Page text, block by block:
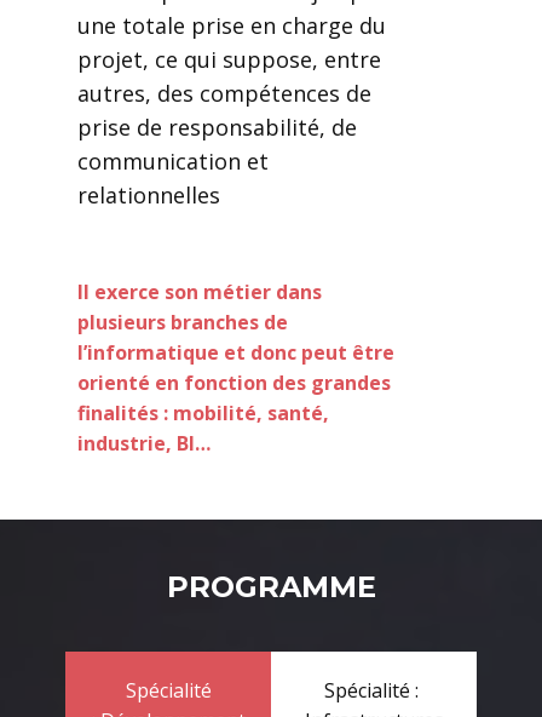
une totale prise en charge du
projet, ce qui suppose, entre
autres, des compétences de
prise de responsabilité, de
communication et
relationnelles
Il exerce son métier dans
plusieurs branches de
l’informatique et donc peut être
orienté en fonction des grandes
finalités : mobilité, santé,
industrie, BI…
PROGRAMME
Spécialité
Spécialité : ​